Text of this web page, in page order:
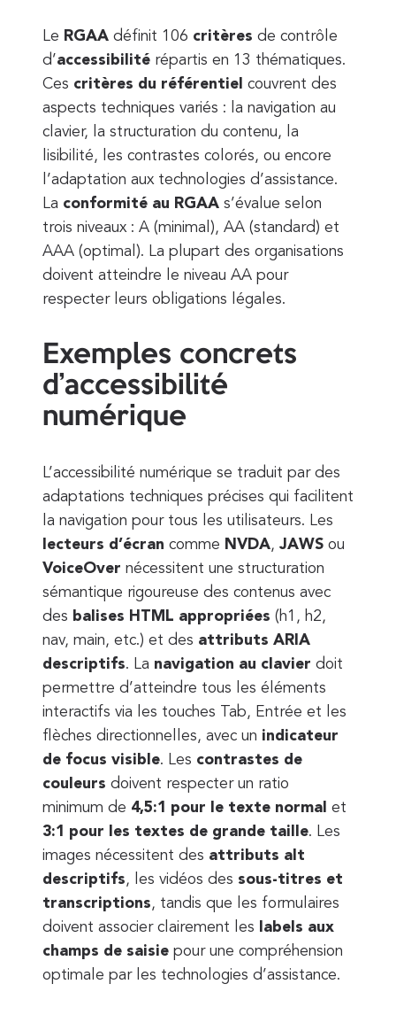
Le RGAA définit 106 critères de contrôle
d’accessibilité répartis en 13 thématiques.
Ces critères du référentiel couvrent des
aspects techniques variés : la navigation au
clavier, la structuration du contenu, la
lisibilité, les contrastes colorés, ou encore
l’adaptation aux technologies d’assistance.
La conformité au RGAA s’évalue selon
trois niveaux : A (minimal), AA (standard) et
AAA (optimal). La plupart des organisations
doivent atteindre le niveau AA pour
respecter leurs obligations légales.
Exemples concrets
d’accessibilité
numérique
L’accessibilité numérique se traduit par des
adaptations techniques précises qui facilitent
la navigation pour tous les utilisateurs. Les
lecteurs d’écran comme NVDA, JAWS ou
VoiceOver nécessitent une structuration
sémantique rigoureuse des contenus avec
des balises HTML appropriées (h1, h2,
nav, main, etc.) et des attributs ARIA
descriptifs. La navigation au clavier doit
permettre d’atteindre tous les éléments
interactifs via les touches Tab, Entrée et les
flèches directionnelles, avec un indicateur
de focus visible. Les contrastes de
couleurs doivent respecter un ratio
minimum de 4,5:1 pour le texte normal et
3:1 pour les textes de grande taille. Les
images nécessitent des attributs alt
descriptifs, les vidéos des sous-titres et
transcriptions, tandis que les formulaires
doivent associer clairement les
labels aux
champs de saisie pour une compréhension
optimale par les technologies d’assistance.